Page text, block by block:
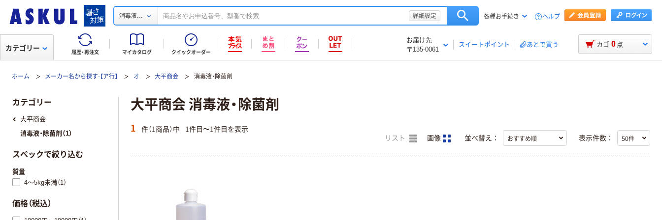
消毒液... 詳細設定 各種お手続き ヘルプ
履歴・再注文 マイカタログ クイックオーダー
お届け先
〒135-0061
スイートポイント あとで買う
カテゴリー カゴ 0 点
ホーム メーカー名から探す-【ア行】 オ 大平商会 消毒液・除菌剤
大平商会 消毒液・除菌剤
1 件（1商品）中 1件目〜1件目を表示
リスト 画像 並べ替え： 表示件数：
カテゴリー
大平商会
消毒液・除菌剤（1）
スペックで絞り込む
質量
4～5kg未満（1）
価格（税込）